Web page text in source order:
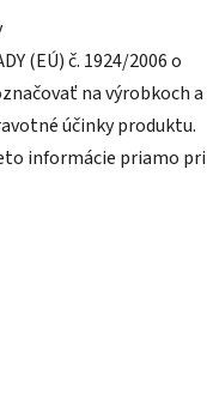
(EÚ) č. 1924/2006 o
na výrobkoch a
účinky produktu.
informácie priamo pri